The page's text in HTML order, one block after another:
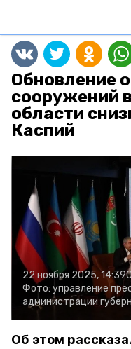
Обновление
сооружений
области
Каспий
22 ноября 2025, 14:39
Фото: управление
администрации
Об этом